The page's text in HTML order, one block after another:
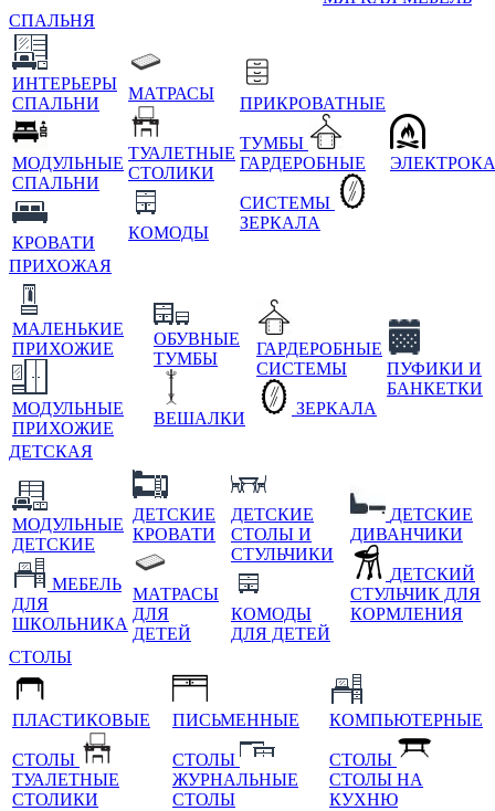
СПАЛЬНЯ
ИНТЕРЬЕРЫ
СПАЛЬНИ
МОДУЛЬНЫЕ
СПАЛЬНИ
КРОВАТИ
МАТРАСЫ
ТУАЛЕТНЫЕ
СТОЛИКИ
КОМОДЫ
ПРИКРОВАТНЫЕ
ТУМБЫ
ГАРДЕРОБНЫЕ
СИСТЕМЫ
ЗЕРКАЛА
ПРИХОЖАЯ
МАЛЕНЬКИЕ
ПРИХОЖИЕ
МОДУЛЬНЫЕ
ПРИХОЖИЕ
ОБУВНЫЕ
ТУМБЫ
ВЕШАЛКИ
ГАРДЕРОБНЫЕ
СИСТЕМЫ
ЗЕРКАЛА
ПУФИКИ И
БАНКЕТКИ
ДЕТСКАЯ
МОДУЛЬНЫЕ
ДЕТСКИЕ
МЕБЕЛЬ
ДЛЯ
ШКОЛЬНИКА
ДЕТСКИЕ
КРОВАТИ
МАТРАСЫ
ДЛЯ
ДЕТЕЙ
ДЕТСКИЕ
СТОЛЫ И
СТУЛЬЧИКИ
КОМОДЫ
ДЛЯ ДЕТЕЙ
ДЕТСКИЕ
ДИВАНЧИКИ
ДЕТСКИЙ
СТУЛЬЧИК ДЛЯ
КОРМЛЕНИЯ
СТОЛЫ
ПЛАСТИКОВЫЕ
СТОЛЫ
ТУАЛЕТНЫЕ
СТОЛИКИ
ПИСЬМЕННЫЕ
СТОЛЫ
ЖУРНАЛЬНЫЕ
СТОЛЫ
КОМПЬЮТЕРНЫЕ
СТОЛЫ
СТОЛЫ НА
КУХНЮ